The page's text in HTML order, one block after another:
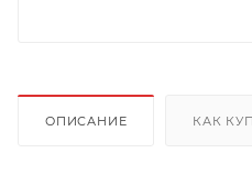
ОПИСАНИЕ КАК